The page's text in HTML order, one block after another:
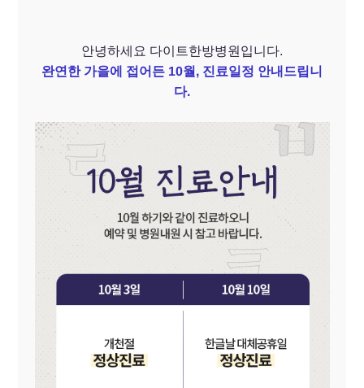
안녕하세요 다이트한방병원입니다.
완연한 가을에 접어든 10월, 진료일정 안내드립니
다.